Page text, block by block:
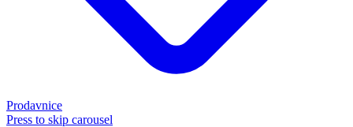
Prodavnice
Press to skip carousel